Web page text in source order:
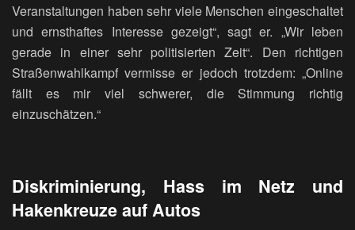
Veranstaltungen haben sehr viele Menschen eingeschaltet
und ernsthaftes Interesse gezeigt“, sagt er. „Wir leben
gerade in einer sehr politisierten Zeit“. Den richtigen
Straßenwahlkampf vermisse er jedoch trotzdem: „Online
fällt es mir viel schwerer, die Stimmung richtig
einzuschätzen.“
Diskriminierung, Hass im Netz und
Hakenkreuze auf Autos